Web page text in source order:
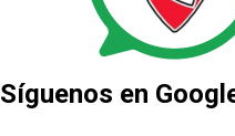
Síguenos en